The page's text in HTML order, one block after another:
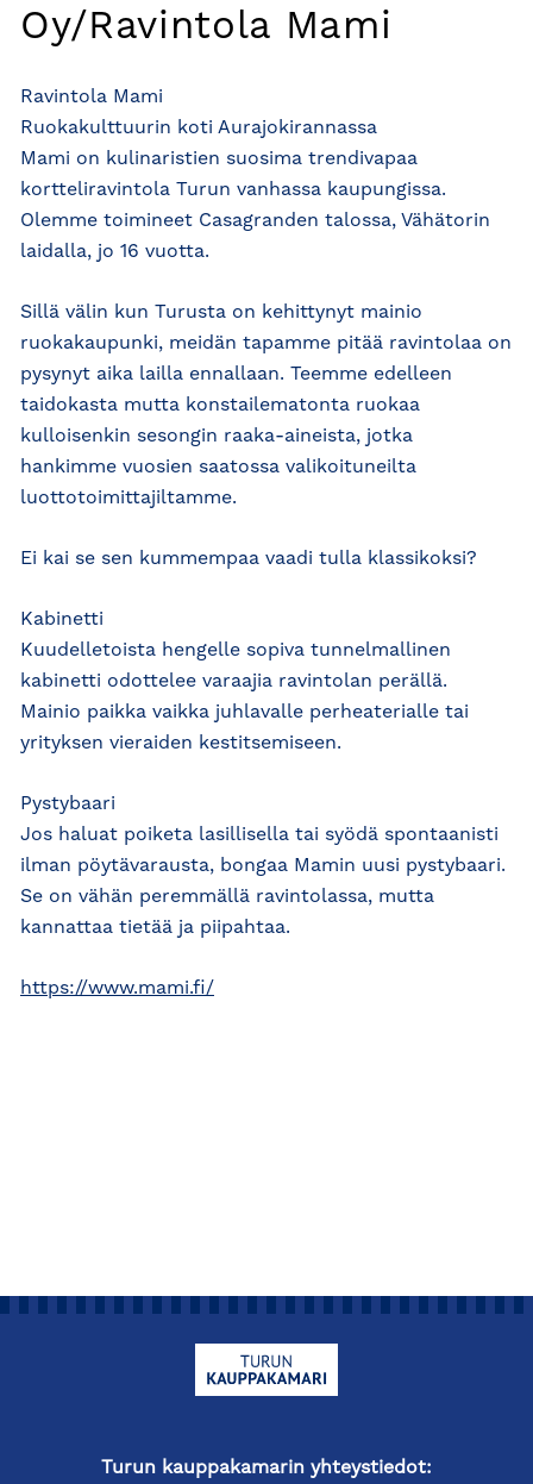
Oy/Ravintola Mami
Ravintola Mami
Ruokakulttuurin koti Aurajokirannassa
Mami on kulinaristien suosima trendivapaa
kortteliravintola Turun vanhassa kaupungissa.
Olemme toimineet Casagranden talossa, Vähätorin
laidalla, jo 16 vuotta.
Sillä välin kun Turusta on kehittynyt mainio
ruokakaupunki, meidän tapamme pitää ravintolaa on
pysynyt aika lailla ennallaan. Teemme edelleen
taidokasta mutta konstailematonta ruokaa
kulloisenkin sesongin raaka-aineista, jotka
hankimme vuosien saatossa valikoituneilta
luottotoimittajiltamme.
Ei kai se sen kummempaa vaadi tulla klassikoksi?
Kabinetti
Kuudelletoista hengelle sopiva tunnelmallinen
kabinetti odottelee varaajia ravintolan perällä.
Mainio paikka vaikka juhlavalle perheaterialle tai
yrityksen vieraiden kestitsemiseen.
Pystybaari
Jos haluat poiketa lasillisella tai syödä spontaanisti
ilman pöytävarausta, bongaa Mamin uusi pystybaari.
Se on vähän peremmällä ravintolassa, mutta
kannattaa tietää ja piipahtaa.
https://www.mami.fi/
Turun kauppakamarin yhteystiedot: